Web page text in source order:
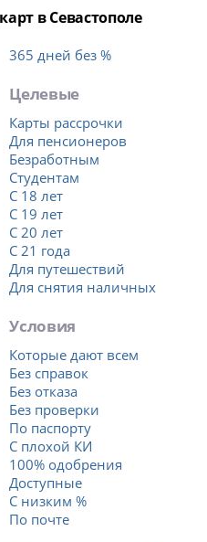
в Севастополе
365 дней без %
Целевые
Карты рассрочки
Для пенсионеров
Безработным
Студентам
С 18 лет
С 19 лет
С 20 лет
С 21 года
Для путешествий
Для снятия наличных
Условия
Которые дают всем
Без справок
Без отказа
Без проверки
По паспорту
С плохой КИ
100% одобрения
Доступные
С низким %
По почте